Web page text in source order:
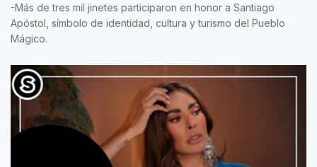
-Más de tres mil jinetes participaron en honor a Santiago
Apóstol, símbolo de identidad, cultura y turismo del Pueblo
Mágico.